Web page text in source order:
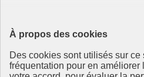
À propos des cookies
Des cookies sont utilisés sur
fréquentation pour en améliorer
Ressources
Ressources